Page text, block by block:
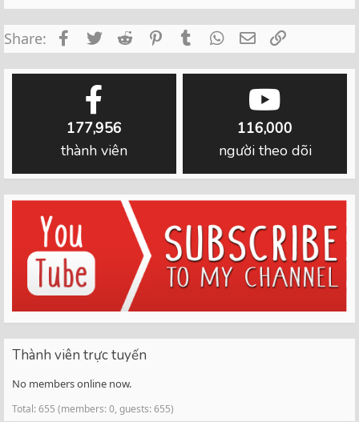
Share: FacebookTwitterReddit PinterestTumblrWhatsApp
Email
177,956
thành viên
116,000
người theo dõi
Thành viên trực tuyến
No members online now.
Total: 655 (members: 0, guests: 655)